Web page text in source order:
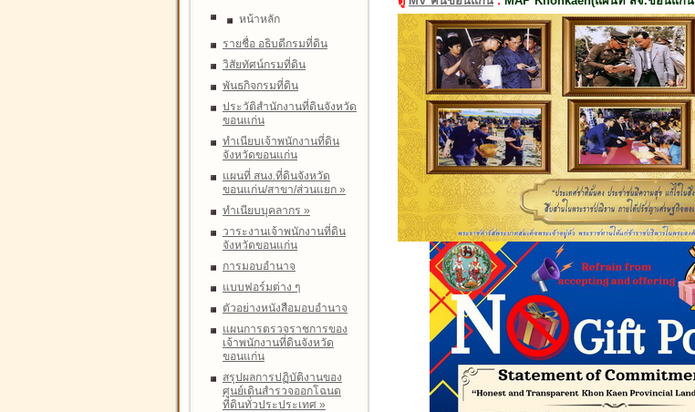
หน้าหลัก
รายชื่อ อธิบดีกรมที่ดิน
วิสัยทัศน์กรมที่ดิน
พันธกิจกรมที่ดิน
ประวัติสำนักงานที่ดินจังหวัด
ขอนแก่น
ทำเนียบเจ้าพนักงานที่ดิน
จังหวัดขอนแก่น
แผนที่ สนง.ที่ดินจังหวัด
ขอนแก่น/สาขา/ส่วนแยก »
ทำเนียบบุคลากร »
วาระงานเจ้าพนักงานที่ดิน
จังหวัดขอนแก่น
การมอบอำนาจ
แบบฟอร์มต่าง ๆ
ตัวอย่างหนังสือมอบอำนาจ
แผนการตรวจราชการของ
เจ้าพนักงานที่ดินจังหวัด
ขอนแก่น
สรุปผลการปฏิบัติงานของ
ศูนย์เดินสำรวจออกโฉนด
ที่ดินทั่วประประเทศ »